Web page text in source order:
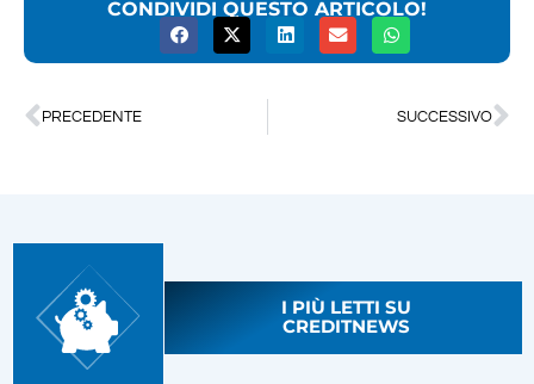
CONDIVIDI QUESTO ARTICOLO!
PRECEDENTE SUCCESSIVO
I PIÙ LETTI SU
CREDITNEWS